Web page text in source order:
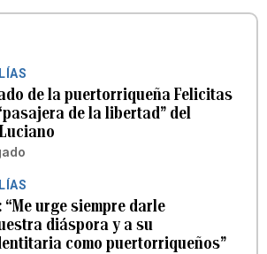
de la puertorriqueña Felicitas
de la libertad” del
urge siempre darle
diáspora y a su
como puertorriqueños”